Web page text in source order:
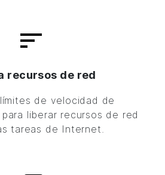
recursos de red
de velocidad de
liberar recursos de red
tareas de Internet.